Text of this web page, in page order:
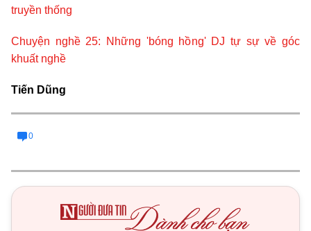
truyền thống
Chuyện nghề 25: Những 'bóng hồng' DJ tự sự về góc
khuất nghề
Tiến Dũng
0